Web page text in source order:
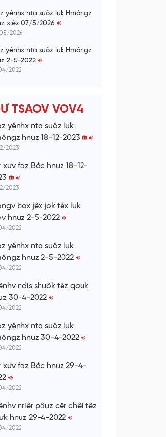
i
e
yênhx nta suôz luk Hmôngz
xiêz 07/5/2026
2026
yênhx nta suôz luk Hmôngz
2-5-2022
2022
TSAOV VOV4
yênhx nta suôz luk
hnuz 18-12-2023
2023
xưv faz Bắc hnuz 18-12-
2023
box jêx jok têx luk
hnuz 2-5-2022
2022
yênhx nta suôz luk
hnuz 2-5-2022
2022
ndis shuôk têz qơưk
30-4-2022
2022
yênhx nta suôz luk
hnuz 30-4-2022
2022
xưv faz Bắc hnuz 29-4-
2022
nriêr pâuz cêr chêi têz
hnuz 29-4-2022
2022